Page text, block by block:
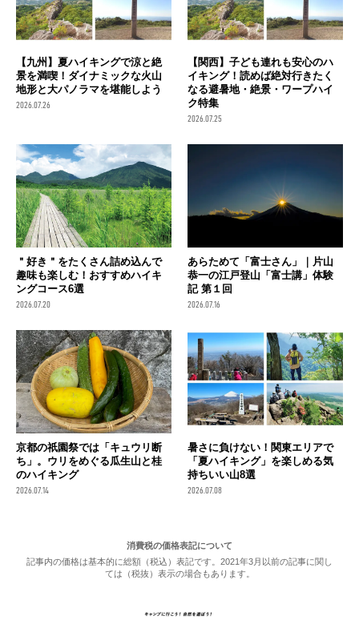
【九州】夏ハイキングで涼と絶
景を満喫！ダイナミックな火山
地形と大パノラマを堪能しよう
2026.07.26
【関西】子ども連れも安心のハ
イキング！読めば絶対行きたく
なる避暑地・絶景・ワープハイ
ク特集
2026.07.25
＂好き＂をたくさん詰め込んで
趣味も楽しむ！おすすめハイキ
ングコース6選
2026.07.20
あらためて「富士さん」｜片山
恭一の江戸登山「富士講」体験
記 第１回
2026.07.16
京都の祇園祭では「キュウリ断
ち」。ウリをめぐる瓜生山と桂
のハイキング
2026.07.14
暑さに負けない！関東エリアで
「夏ハイキング」を楽しめる気
持ちいい山8選
2026.07.08
消費税の価格表記について
記事内の価格は基本的に総額（税込）表記です。2021年3月以前の記事に関し
ては（税抜）表示の場合もあります。